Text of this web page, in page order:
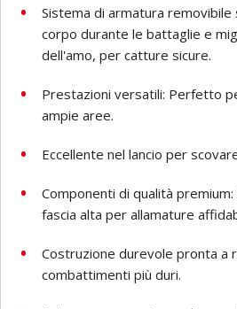
Sistema di armatura
corpo durante le battaglie e
dell'amo, per catture sicure.
Prestazioni versatili: Perfetto
ampie aree.
Eccellente nel lancio per
Componenti di qualità
fascia alta per allamature
Costruzione durevole pronta a
combattimenti più duri.